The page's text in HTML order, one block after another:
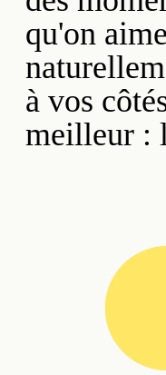
qu'on
à vos
meilleur :